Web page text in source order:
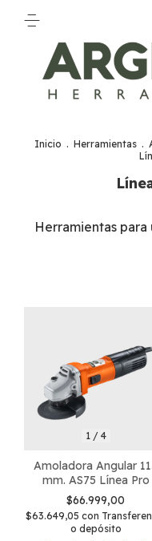
Inicio . Herramientas .
Herramientas
1/ 4
Amoladora Angular
mm. AS75 Línea Pro
$66.999,00
$63.649,05 con
o depósito